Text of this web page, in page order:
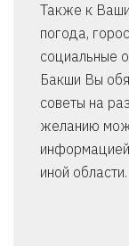
Также к
погода,
социальные
Бакши Вы
советы на
желанию
иной области.